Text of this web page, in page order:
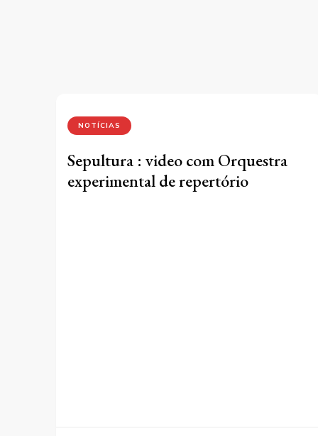
NOTÍCIAS
Sepultura : video com Orquestra
experimental de repertório